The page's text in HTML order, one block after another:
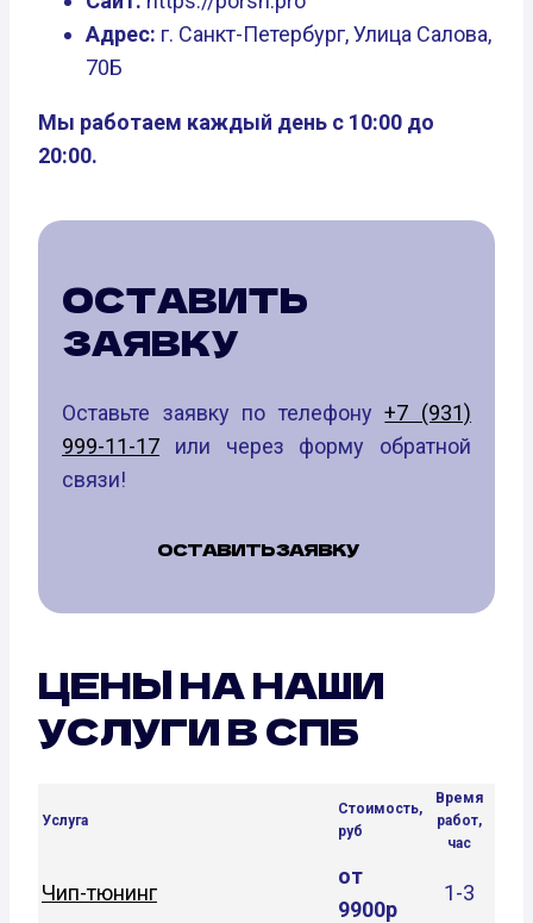
Адрес: г. Санкт-Петербург, Улица Салова,
70Б
Мы работаем каждый день с 10:00 до
20:00.
ОСТАВИТЬ
ЗАЯВКУ
Оставьте заявку по телефону+7 (931)
999-11-17 или через форму обратной
связи!
ОСТАВИТЬ ЗАЯВКУ
ЦЕНЫ НА НАШИ
УСЛУГИ В СПБ
Услуга
Стоимость,
руб
Время
работ,
час
Чип-тюнинг
от
9900р
1-3